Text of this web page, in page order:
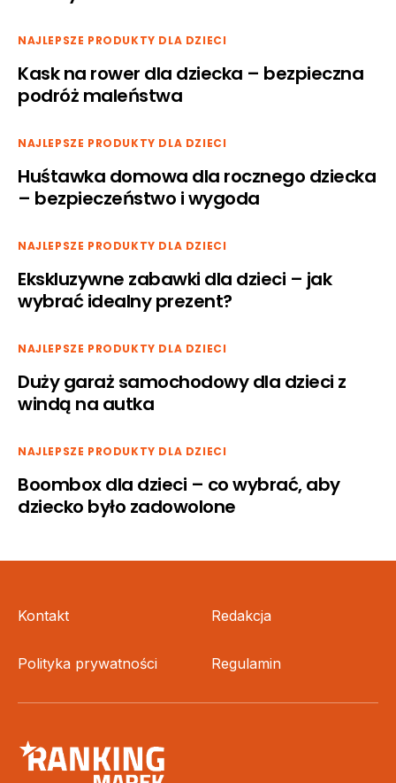
NAJLEPSZE PRODUKTY DLA DZIECI
Kask na rower dla dziecka – bezpieczna
podróż maleństwa
NAJLEPSZE PRODUKTY DLA DZIECI
Huśtawka domowa dla rocznego dziecka
– bezpieczeństwo i wygoda
NAJLEPSZE PRODUKTY DLA DZIECI
Ekskluzywne zabawki dla dzieci – jak
wybrać idealny prezent?
NAJLEPSZE PRODUKTY DLA DZIECI
Duży garaż samochodowy dla dzieci z
windą na autka
NAJLEPSZE PRODUKTY DLA DZIECI
Boombox dla dzieci – co wybrać, aby
dziecko było zadowolone
Kontakt Redakcja
Polityka prywatności Regulamin